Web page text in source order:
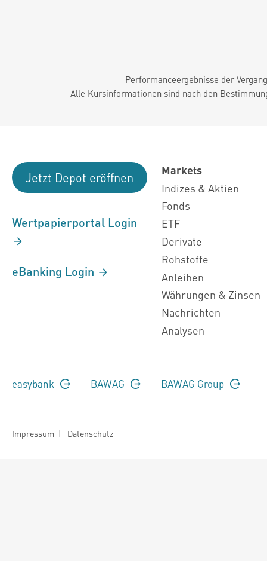
Performanceergebnisse der
Alle Kursinformationen sind nach den
Jetzt Depot eröffnen
Wertpapierportal Login
eBanking Login
Markets
Indizes & Aktien
Fonds
ETF
Derivate
Rohstoffe
Anleihen
Währungen & Zinsen
Nachrichten
Analysen
easybank BAWAG BAWAG Group
Impressum | Datenschutz